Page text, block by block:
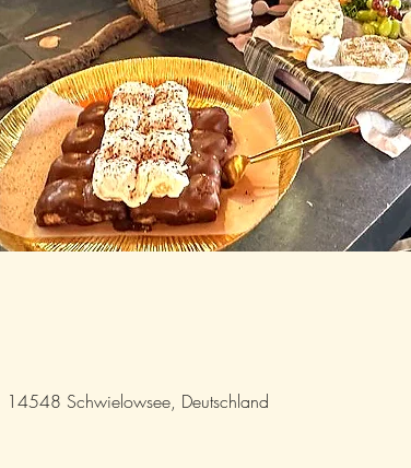
Schwielowsee, Deutschland